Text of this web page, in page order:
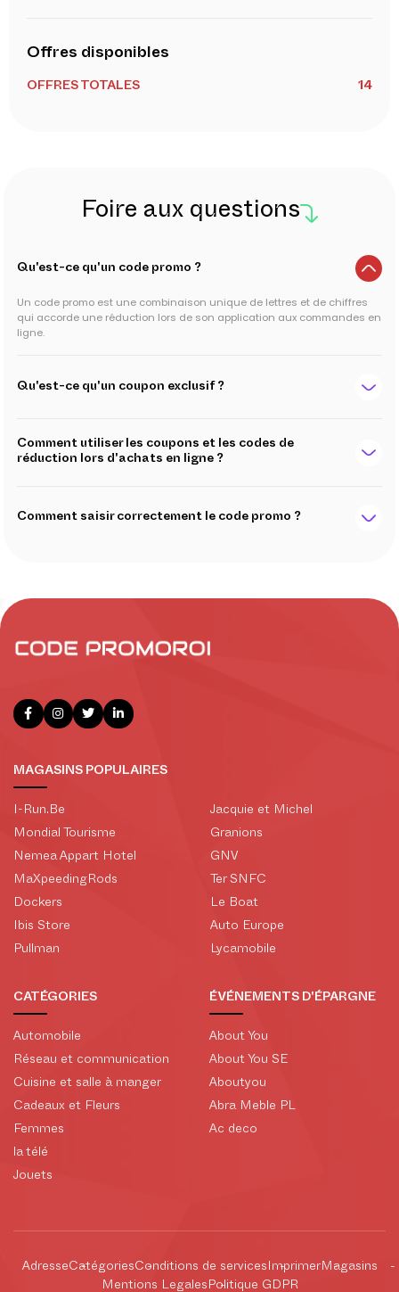
Offres disponibles
OFFRES TOTALES 14
Foire aux questions
Qu'est-ce qu'un code promo ?
Un code promo est une combinaison unique de lettres et de chiffres
qui accorde une réduction lors de son application aux commandes en
ligne.
Qu'est-ce qu'un coupon exclusif ?
Comment utiliser les coupons et les codes de
réduction lors d'achats en ligne ?
Comment saisir correctement le code promo ?
MAGASINS POPULAIRES
I-Run.Be
Mondial Tourisme
Nemea Appart Hotel
MaXpeedingRods
Dockers
Ibis Store
Pullman
Jacquie et Michel
Granions
GNV
Ter SNFC
Le Boat
Auto Europe
Lycamobile
CATÉGORIES
Automobile
Réseau et communication
Cuisine et salle à manger
Cadeaux et Fleurs
Femmes
la télé
Jouets
ÉVÉNEMENTS D'ÉPARGNE
About You
About You SE
Aboutyou
Abra Meble PL
Ac deco
Adresse Catégories Conditions de services Imprimer Magasins
Mentions Legales Politique GDPR